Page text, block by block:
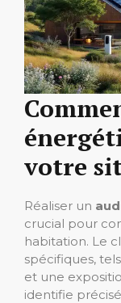
votre
Réaliser un
crucial pour
habitation. Le
spécifiques,
et une
identifie